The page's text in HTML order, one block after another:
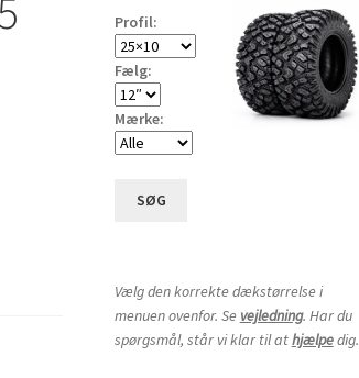
Profil:
Fælg:
Mærke:
SØG
Vælg den korrekte dækstørrelse i
menuen ovenfor. Se vejledning. Har du
spørgsmål, står vi klar til athjælpedig.